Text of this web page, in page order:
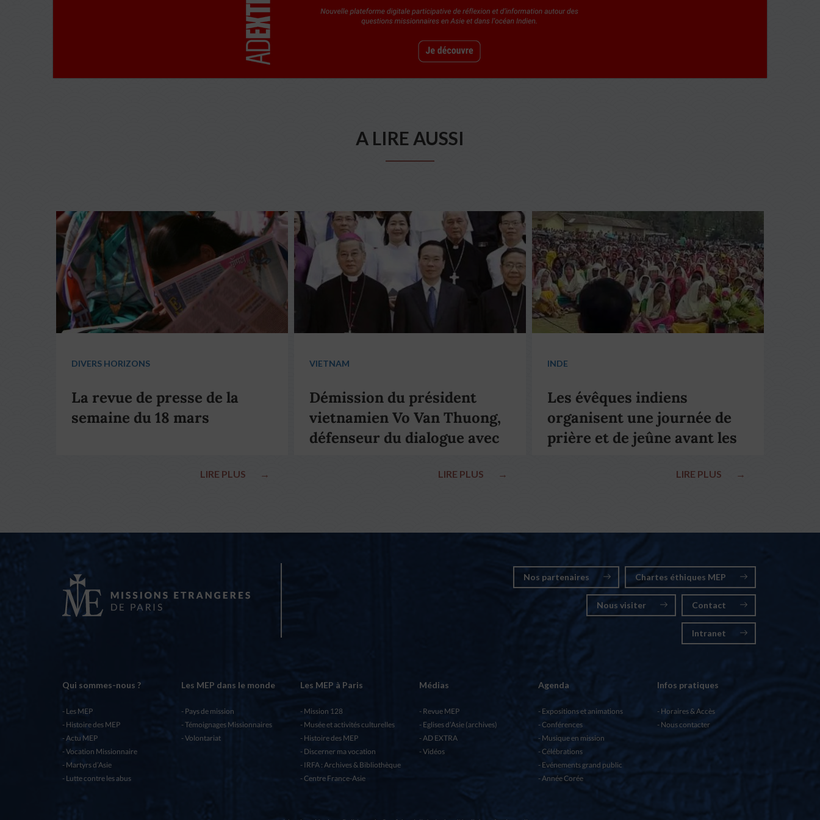
A LIRE AUSSI
DIVERS HORIZONS
La revue de presse de la
semaine du 18 mars
LIRE PLUS →
VIETNAM
Démission du président
vietnamien Vo Van Thuong,
défenseur du dialogue avec
LIRE PLUS →
INDE
Les évêques indiens
organisent une journée de
prière et de jeûne avant les
LIRE PLUS →
Nos partenaires Chartes éthiques MEP
Nous visiter Contact
Intranet
Qui sommes-nous ?
Les MEP
Histoire des MEP
Actu MEP
Vocation Missionnaire
Martyrs d’Asie
Lutte contre les abus
Les MEP dans le monde
Pays de mission
Témoignages Missionnaires
Volontariat
Les MEP à Paris
Mission 128
Musée et activités culturelles
Histoire des MEP
Discerner ma vocation
IRFA : Archives & Bibliothèque
Centre France-Asie
Médias
Revue MEP
Eglises d’Asie (archives)
AD EXTRA
Vidéos
Agenda
Expositions et animations
Conférences
Musique en mission
Célébrations
Evénements grand public
Année Corée
Infos pratiques
Horaires & Accès
Nous contacter